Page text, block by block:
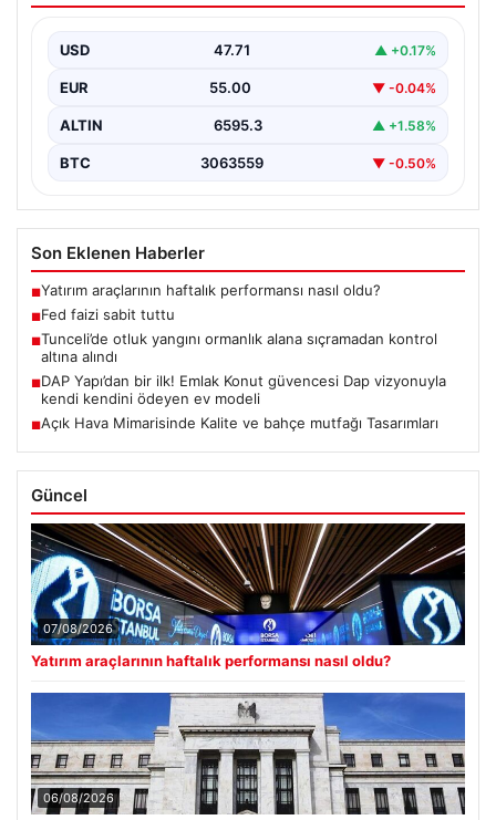
USD 47.71 ▲ +0.17%
EUR 55.00 ▼ -0.04%
ALTIN 6595.3 ▲ +1.58%
BTC 3063559 ▼ -0.50%
Son Eklenen Haberler
■Yatırım araçlarının haftalık performansı nasıl oldu?
■Fed faizi sabit tuttu
■Tunceli’de otluk yangını ormanlık alana sıçramadan kontrol
altına alındı
■DAP Yapı’dan bir ilk! Emlak Konut güvencesi Dap vizyonuyla
kendi kendini ödeyen ev modeli
■Açık Hava Mimarisinde Kalite ve bahçe mutfağı Tasarımları
Güncel
07/08/2026
Yatırım araçlarının haftalık performansı nasıl oldu?
06/08/2026